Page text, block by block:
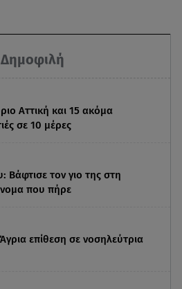
Δημοφιλή
Αττική και 15 ακόμα
σε 10 μέρες
Βάφτισε τον γιο της στη
που πήρε
επίθεση σε νοσηλεύτρια